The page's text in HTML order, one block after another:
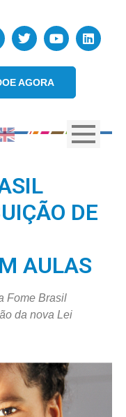
AGORA
DE
AULAS
Fome Brasil
da nova Lei